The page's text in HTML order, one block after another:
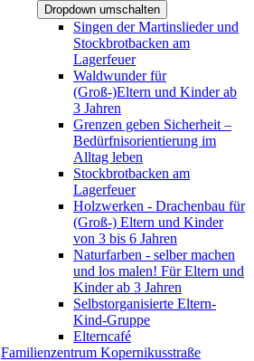
Dropdown umschalten
Singen der Martinslieder und
Stockbrotbacken am
Lagerfeuer
Waldwunder für
(Groß-)Eltern und Kinder ab
3 Jahren
Grenzen geben Sicherheit –
Bedürfnisorientierung im
Alltag leben
Stockbrotbacken am
Lagerfeuer
Holzwerken - Drachenbau für
(Groß-) Eltern und Kinder
von 3 bis 6 Jahren
Naturfarben - selber machen
und los malen! Für Eltern und
Kinder ab 3 Jahren
Selbstorganisierte Eltern-
Kind-Gruppe
Elterncafé
Familienzentrum Kopernikusstraße